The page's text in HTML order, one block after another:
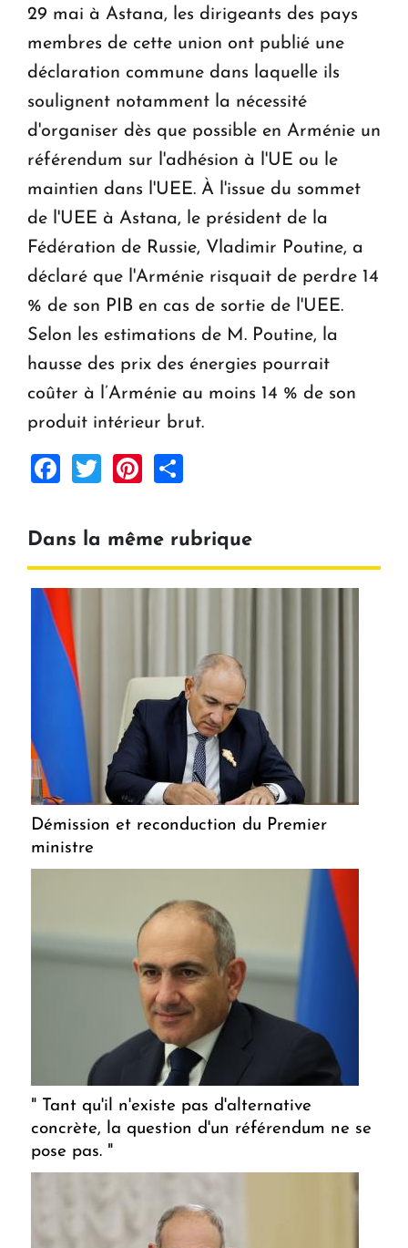
29 mai à Astana, les dirigeants des pays
membres de cette union ont publié une
déclaration commune dans laquelle ils
soulignent notamment la nécessité
d'organiser dès que possible en Arménie un
référendum sur l'adhésion à l'UE ou le
maintien dans l'UEE. À l'issue du sommet
de l'UEE à Astana, le président de la
Fédération de Russie, Vladimir Poutine, a
déclaré que l'Arménie risquait de perdre 14
% de son PIB en cas de sortie de l'UEE.
Selon les estimations de M. Poutine, la
hausse des prix des énergies pourrait
coûter à l’Arménie au moins 14 % de son
produit intérieur brut.
Facebook
TwitterPinterest
Dans la même rubrique
Démission et reconduction du Premier
ministre
" Tant qu'il n'existe pas d'alternative
concrète, la question d'un référendum ne se
pose pas. "